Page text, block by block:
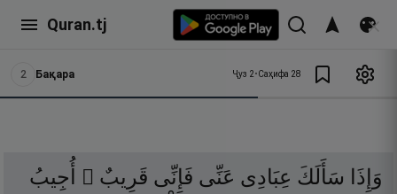
Quran.tj
2 Бақара Ҷуз 2•Саҳифа 28
وَإِذَا سَأَلَكَ عِبَادِى عَنِّى فَإِنِّى قَرِيبٌ ۖ
أُجِيبُ